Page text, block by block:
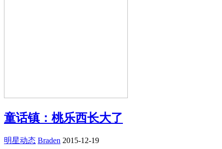
童话镇：桃乐西长大了
明星动态 Braden 2015-12-19